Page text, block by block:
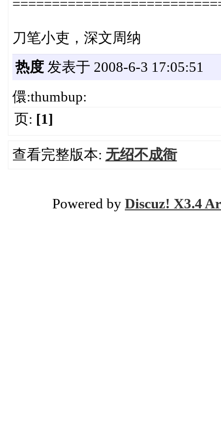
刀笔小吏，深文周纳
热度发表于 2008-6-3 17:05:51
儇:thumbup:
页: [1]
查看完整版本: 无绍不成衙
Powered by Discuz! X3.4